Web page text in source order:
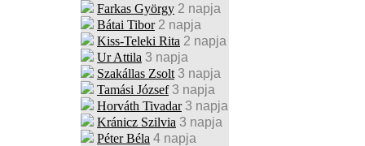
Farkas György 2 napja
Bátai Tibor 2 napja
Kiss-Teleki Rita 2 napja
Ur Attila 3 napja
Szakállas Zsolt 3 napja
Tamási József 3 napja
Horváth Tivadar 3 napja
Kránicz Szilvia 3 napja
Péter Béla 4 napja